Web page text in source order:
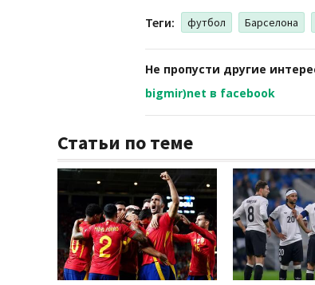
Теги: футбол Барселона
Не пропусти другие
bigmir)net в facebook
Статьи по теме